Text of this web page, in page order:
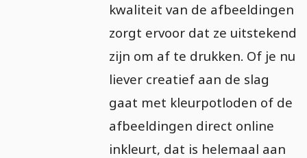
kwaliteit van de afbeeldingen
zorgt ervoor dat ze uitstekend
zijn om af te drukken. Of je nu
liever creatief aan de slag
gaat met kleurpotloden of de
afbeeldingen direct online
inkleurt, dat is helemaal aan